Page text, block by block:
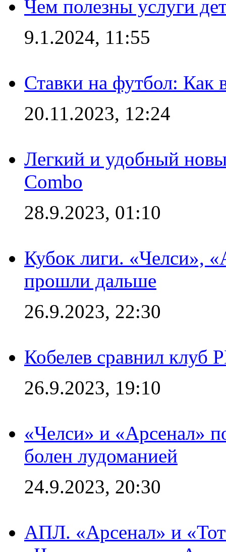
Чем полезны услуги
9.1.2024, 11:55
Ставки на футбол: Как
20.11.2023, 12:24
Легкий и удобный
Combo
28.9.2023, 01:10
Кубок лиги. «Челси»,
прошли дальше
26.9.2023, 22:30
Кобелев сравнил клуб
26.9.2023, 19:10
«Челси» и «Арсенал»
болен лудоманией
24.9.2023, 20:30
АПЛ. «Арсенал» и